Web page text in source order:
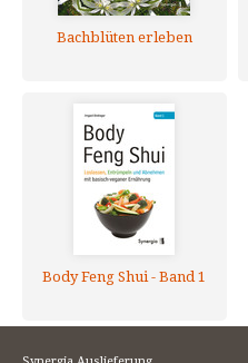
Bachblüten erleben
Body Feng Shui - Band 1